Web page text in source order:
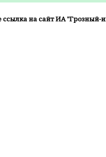
на сайт ИА "Грозный-